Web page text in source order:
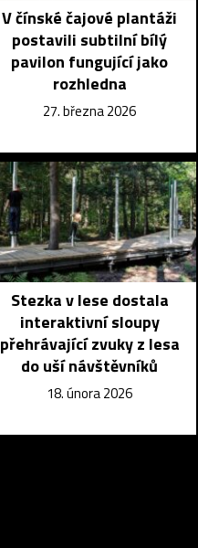
V čínské čajové plantáži
postavili subtilní bílý
pavilon fungující jako
rozhledna
27. března 2026
Stezka v lese dostala
interaktivní sloupy
přehrávající zvuky z lesa
do uší návštěvníků
18. února 2026